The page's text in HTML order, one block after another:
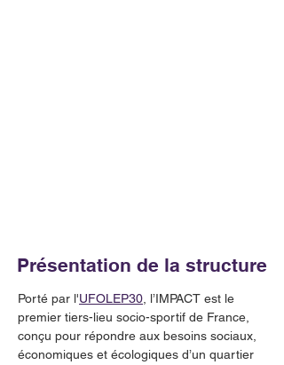
Présentation de la structure
Porté par l'UFOLEP30 , l’IMPACT est le
premier tiers-lieu socio-sportif de France,
conçu pour répondre aux besoins sociaux,
économiques et écologiques d’un quartier